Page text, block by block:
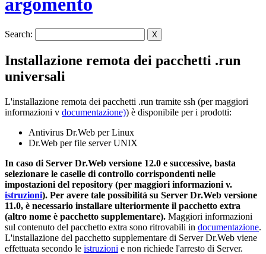
argomento
Search: X
Installazione remota dei pacchetti .run
universali
L'installazione remota dei pacchetti .run tramite ssh (per maggiori
informazioni v documentazione)) è disponibile per i prodotti:
Antivirus Dr.Web per Linux
Dr.Web per file server UNIX
In caso di Server Dr.Web versione 12.0 e successive, basta
selezionare le caselle di controllo corrispondenti nelle
impostazioni del repository (per maggiori informazioni v.
istruzioni). Per avere tale possibilità su Server Dr.Web versione
11.0, è necessario installare ulteriormente il pacchetto extra
(altro nome è pacchetto supplementare). Maggiori informazioni
sul contenuto del pacchetto extra sono ritrovabili in documentazione.
L'installazione del pacchetto supplementare di Server Dr.Web viene
effettuata secondo le istruzioni e non richiede l'arresto di Server.